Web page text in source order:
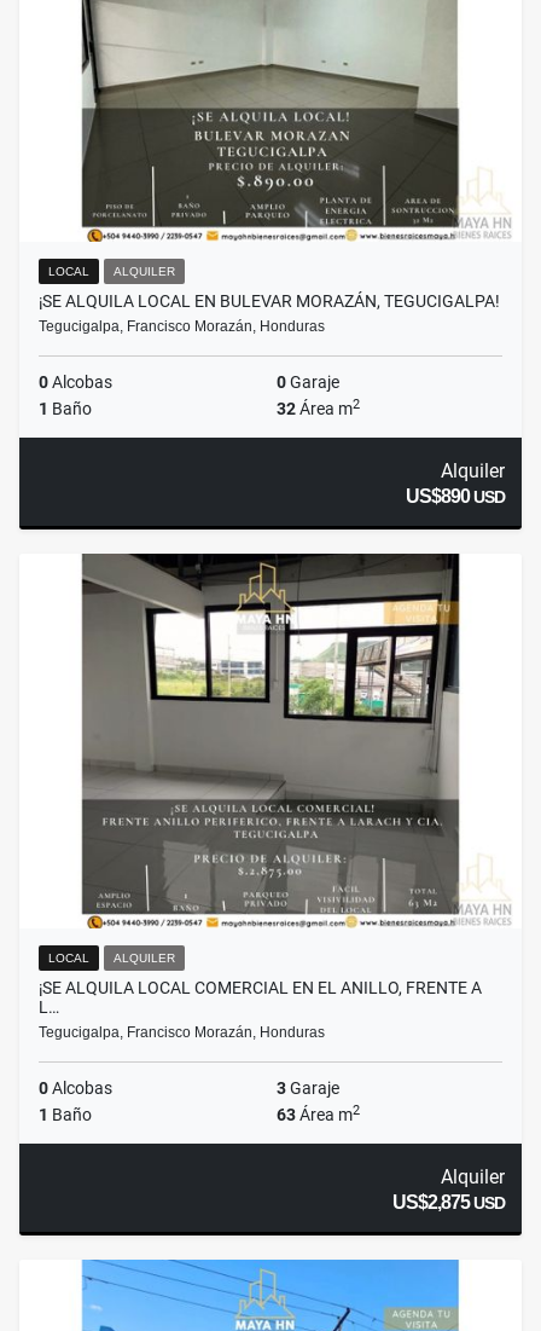
LOCAL ALQUILER
¡SE ALQUILA LOCAL EN BULEVAR MORAZÁN, TEGUCIGALPA!
Tegucigalpa, Francisco Morazán, Honduras
0Alcobas 0Garaje
1 Baño 32Área m2
Alquiler
US$890USD
LOCAL ALQUILER
¡SE ALQUILA LOCAL COMERCIAL EN EL ANILLO, FRENTE A
L…
Tegucigalpa, Francisco Morazán, Honduras
0Alcobas 3Garaje
1 Baño 63Área m2
Alquiler
US$2,875USD